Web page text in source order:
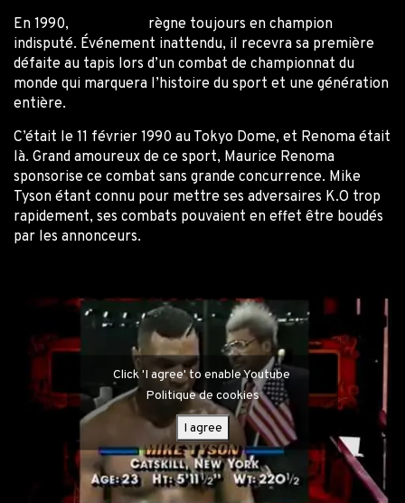
En 1990,
règne toujours en champion
indisputé. Événement inattendu, il recevra sa première
défaite au tapis lors d’un combat de championnat du
monde qui marquera l’histoire du sport et une génération
entière.
C’était le 11 février 1990 au Tokyo Dome, et Renoma était
là. Grand amoureux de ce sport, Maurice Renoma
sponsorise ce combat sans grande concurrence. Mike
Tyson étant connu pour mettre ses adversaires K.O trop
rapidement, ses combats pouvaient en effet être boudés
par les annonceurs.
Click 'I agree' to enable Youtube
Politique de cookies
I agree